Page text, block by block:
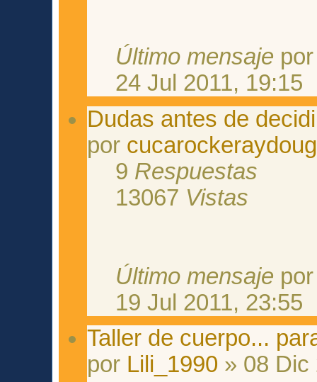
Último mensaje
24 Jul 2011, 19:15
Dudas antes de
por
9 Respuestas
13067 Vistas
Último mensaje
19 Jul 2011, 23:55
Taller de cuerpo...
por Lili_1990 » 08 Dic